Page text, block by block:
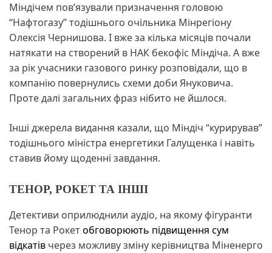
Міндічем пов’язували призначення головою
“Нафтогазу” тодішнього очільника Мінрегіону
Олексія Чернишова. І вже за кілька місяців почали
натякати на створений в НАК бекофіс Міндіча. А вже
за рік учасники газового ринку розповідали, що в
компанію повернулись схеми доби Януковича.
Проте далі загальних фраз нібито не йшлося.
Інші джерела видання казали, що Міндіч “курирував”
тодішнього міністра енергетики Галущенка і навіть
ставив йому щоденні завдання.
ТЕНОР, РОКЕТ ТА ІНШІ
Детективи оприлюднили аудіо, на якому фігуранти
Тенор та Рокетобговорюють підвищення сум
відкатів через можливу зміну керівництва Міненерго